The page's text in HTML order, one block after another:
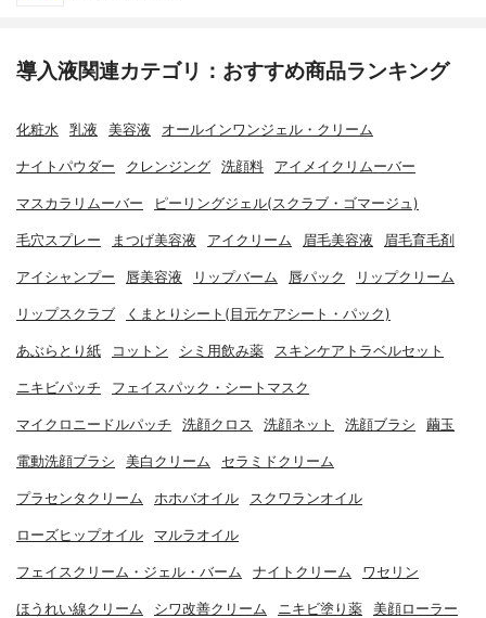
導入液関連カテゴリ：おすすめ商品ランキング
化粧水 乳液 美容液 オールインワンジェル・クリーム
ナイトパウダー クレンジング 洗顔料 アイメイクリムーバー
マスカラリムーバー ピーリングジェル(スクラブ・ゴマージュ)
毛穴スプレー まつげ美容液 アイクリーム 眉毛美容液 眉毛育毛剤
アイシャンプー 唇美容液 リップバーム 唇パック リップクリーム
リップスクラブ くまとりシート(目元ケアシート・パック)
あぶらとり紙 コットン シミ用飲み薬 スキンケアトラベルセット
ニキビパッチ フェイスパック・シートマスク
マイクロニードルパッチ 洗顔クロス 洗顔ネット 洗顔ブラシ 繭玉
電動洗顔ブラシ 美白クリーム セラミドクリーム
プラセンタクリーム ホホバオイル スクワランオイル
ローズヒップオイル マルラオイル
フェイスクリーム・ジェル・バーム ナイトクリーム ワセリン
ほうれい線クリーム シワ改善クリーム ニキビ塗り薬 美顔ローラー